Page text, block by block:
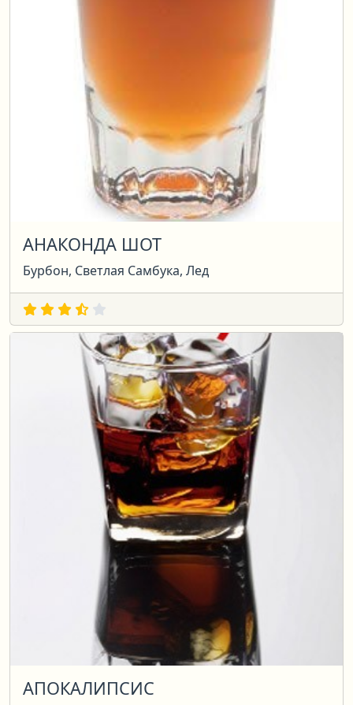
АНАКОНДА ШОТ
Бурбон, Светлая Самбука, Лед
АПОКАЛИПСИС